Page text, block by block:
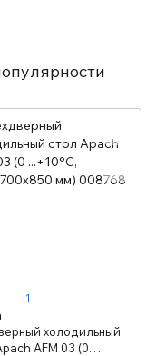
1
холодильный
AFM 03 (0